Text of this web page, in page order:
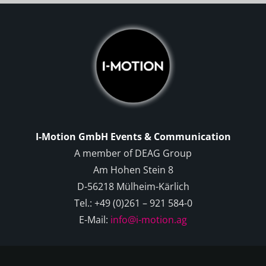
I-Motion GmbH Events & Communication
A member of DEAG Group
Am Hohen Stein 8
D-56218 Mülheim-Kärlich
Tel.: +49 (0)261 – 921 584-0
E-Mail: info@i-motion.ag